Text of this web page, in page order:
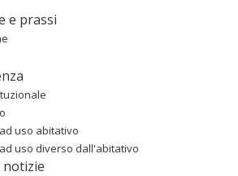
e prassi
uso abitativo
uso diverso dall'abitativo
notizie